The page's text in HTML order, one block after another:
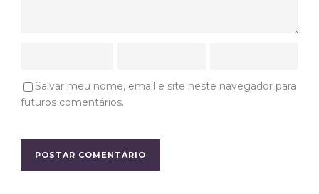
Salvar meu nome, email e site neste navegador para
futuros comentários.